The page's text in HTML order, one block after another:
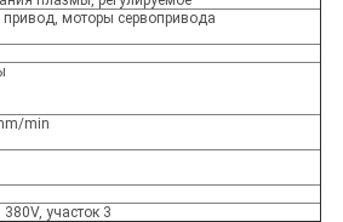
моторы сервопривода
min
участок 3